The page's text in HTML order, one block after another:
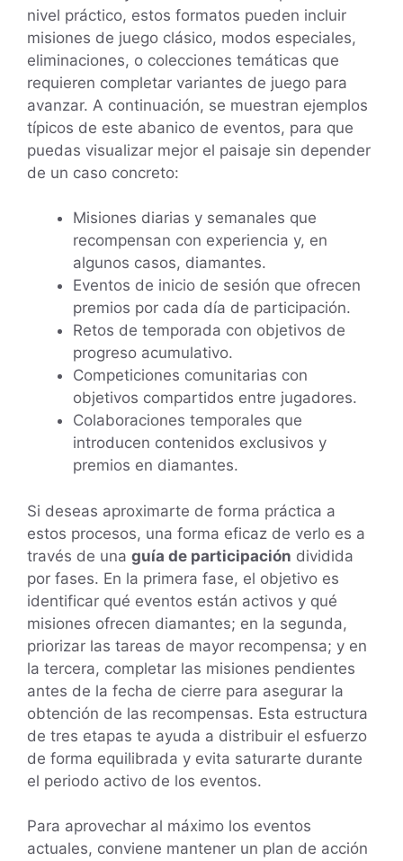
nivel práctico, estos formatos pueden incluir
misiones de juego clásico, modos especiales,
eliminaciones, o colecciones temáticas que
requieren completar variantes de juego para
avanzar. A continuación, se muestran ejemplos
típicos de este abanico de eventos, para que
puedas visualizar mejor el paisaje sin depender
de un caso concreto:
Misiones diarias y semanales que
recompensan con experiencia y, en
algunos casos, diamantes.
Eventos de inicio de sesión que ofrecen
premios por cada día de participación.
Retos de temporada con objetivos de
progreso acumulativo.
Competiciones comunitarias con
objetivos compartidos entre jugadores.
Colaboraciones temporales que
introducen contenidos exclusivos y
premios en diamantes.
Si deseas aproximarte de forma práctica a
estos procesos, una forma eficaz de verlo es a
través de una guía de participación dividida
por fases. En la primera fase, el objetivo es
identificar qué eventos están activos y qué
misiones ofrecen diamantes; en la segunda,
priorizar las tareas de mayor recompensa; y en
la tercera, completar las misiones pendientes
antes de la fecha de cierre para asegurar la
obtención de las recompensas. Esta estructura
de tres etapas te ayuda a distribuir el esfuerzo
de forma equilibrada y evita saturarte durante
el periodo activo de los eventos.
Para aprovechar al máximo los eventos
actuales, conviene mantener un plan de acción